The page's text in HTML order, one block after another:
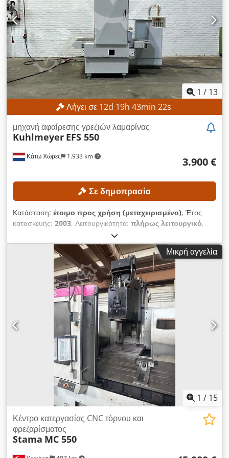
1 / 13
Λήγει σε 12d 19h 43min 19s
Κάτω Χώρες 1.933 km
μηχανή αφαίρεσης γρεζιών λαμαρίνας
Kuhlmeyer EFS 550
3.900 €
Σε δημοπρασία
Κατάσταση: έτοιμο προς χρήση (μεταχειρισμένο), Έτος
κατασκευής: 2003, Λειτουργικότητα: πλήρως λειτουργικό,
αριθμός μηχανήματος/οχήματος:
550 χιλ., συνολικό βάρος:3.000 κιλ, ισχύς:32 kW (43,51
, ΤΕΧΝΙΚΈΣ ΛΕΠΤΟΜΈΡΕΙΕΣ Αριθμός σταθμών: 1
τεμ. Τύπος σταθμού: Σύστημα λείανσης με λειαντική ταινία
Chjdpfxjzrmqqs Akaoa Μέγιστο πλάτος εργασίας: 550 mm
ΛΕΠΤΟΜΈΡΕΙΕΣ ΜΗΧΑΝΉΜΑΤΟΣ Ισχύς: 32 kW Έλεγχος:
Συμβατικός Τρόπος επεξεργασίας: Ξηρή Διαστάσεις και βάρος
Διαστάσεις (Μ x Π x Υ): 1.700 x 2.700 x 2.900 mm Καθαρό
βάρος: 3.000 kg Συσκευασίες μεταφοράς: 2 τεμ.
ΕΞΟΠΛΙΣΜΌΣ Σήμανση CE
Μικρή αγγελία
1 / 15
Κέντρο κατεργασίας CNC τόρνου και
φρεζαρίσματος
Stama MC 550